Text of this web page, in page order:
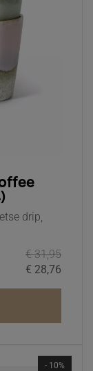
drip,
€ 31,95
€ 28,76
- 10%